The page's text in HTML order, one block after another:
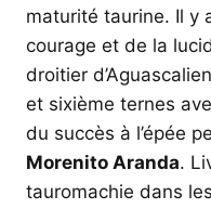
maturité taurine. Il y
courage et de la
droitier
et sixième ternes
du succès à l’épée
Morenito Aranda.
tauromachie dans